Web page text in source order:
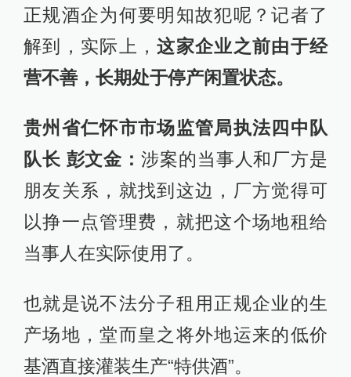
正规酒企为何要明知故犯呢？记者了
解到，实际上，这家企业之前由于经
营不善，长期处于停产闲置状态。
贵州省仁怀市市场监管局执法四中队
队长 彭文金：涉案的当事人和厂方是
朋友关系，就找到这边，厂方觉得可
以挣一点管理费，就把这个场地租给
当事人在实际使用了。
也就是说不法分子租用正规企业的生
产场地，堂而皇之将外地运来的低价
基酒直接灌装生产“特供酒”。